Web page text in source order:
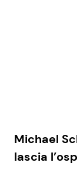
Michael
lascia